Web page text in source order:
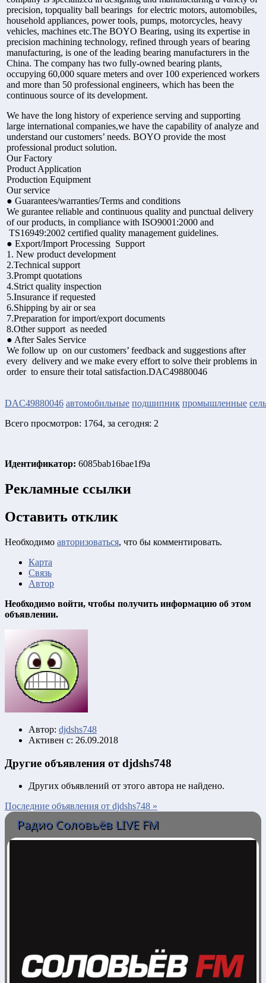
precision, topquality ball bearings for electric motors, automobiles,
household appliances, power tools, pumps, motorcycles, heavy
vehicles, machines etc.The BOYO Bearing, using its expertise in
precision machining technology, refined through years of bearing
manufacturing, is one of the leading bearing manufacturers in the
China. The company has two fully-owned bearing plants,
occupying 60,000 square meters and over 100 experienced workers
and more than 50 professional engineers, which has been the
continuous source of its development.
We have the long history of experience serving and supporting
large international companies,we have the capability of analyze and
understand our customers’ needs. BOYO provide the most
professional product solution.
Our Factory
Product Application
Production Equipment
Our service
● Guarantees/warranties/Terms and conditions
We gurantee reliable and continuous quality and punctual delivery
of our products, in compliance with ISO9001:2000 and
TS16949:2002 certified quality management guidelines.
● Export/Import Processing Support
1. New product development
2.Technical support
3.Prompt quotations
4.Strict quality inspection
5.Insurance if requested
6.Shipping by air or sea
7.Preparation for import/export documents
8.Other support as needed
● After Sales Service
We follow up on our customers’ feedback and suggestions after
every delivery and we make every effort to solve their problems in
order to ensure their total satisfaction.DAC49880046
DAC49880046 автомобильные подшипник промышленные
Всего просмотров: 1764, за сегодня: 2
Идентификатор: 6085bab16bae1f9a
Рекламные ссылки
Оставить отклик
Необходимо авторизоваться, что бы комментировать.
Карта
Связь
Автор
Необходимо войти, чтобы получить информацию об этом
объявлении.
Автор: djdshs748
Активен с: 26.09.2018
Другие объявления от djdshs748
Других объявлений от этого автора не найдено.
Последние объявления от djdshs748 »
Радио Соловьёв LIVE FM